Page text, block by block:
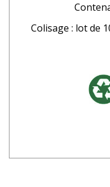
Colisage : lot de